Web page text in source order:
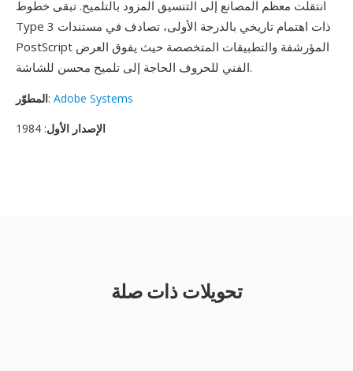
انتقلت معظم المصانع إلى التنسيق المزود بالتلميح. تبقى خطوط
Type 3 ذات اهتمام تاريخي بالدرجة الأولى، تصادف في مستندات
PostScript المؤرشفة والتطبيقات المتخصصة حيث يفوق العرض
الفني للحروف الحاجة إلى تلميح محسن للشاشة.
المطوّر: Adobe Systems
الإصدار الأول: 1984
تحويلات ذات صلة